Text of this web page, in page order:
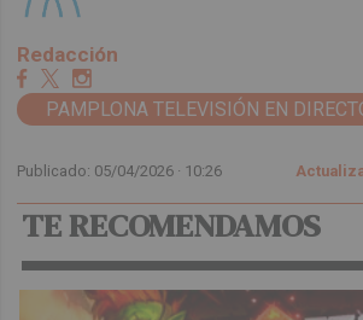
Redacción
PAMPLONA TELEVISIÓN EN
Publicado: 05/04/2026 · 10:26
TE RECOMENDAMOS